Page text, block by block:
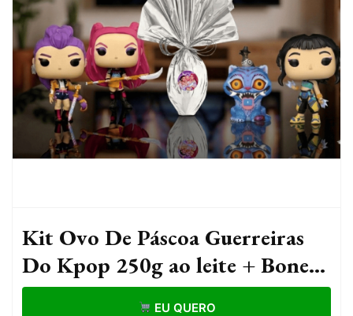
Kit Ovo De Páscoa Guerreiras
Do Kpop 250g ao leite + Boneca
Surpresa Infantil Menina
EU QUERO